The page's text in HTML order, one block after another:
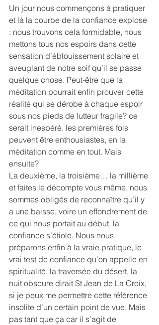
Un jour nous commençons à pratiquer
et là la courbe de la confiance explose
: nous trouvons cela formidable, nous
mettons tous nos espoirs dans cette
sensation d’éblouissement solaire et
aveuglant de notre soif qu’il se passe
quelque chose. Peut-être que la
méditation pourrait enfin prouver cette
réalité qui se dérobe à chaque espoir
sous nos pieds de lutteur fragile? ce
serait inespéré. les premières fois
peuvent être enthousiastes, en la
méditation comme en tout. Mais
ensuite?
La deuxième, la troisième… la millième
et faites le décompte vous même, nous
sommes obligés de reconnaître qu’il y
a une baisse, voire un effondrement de
ce qui nous portait au début, la
confiance s’étiole. Nous nous
préparons enfin à la vraie pratique, le
vrai test de confiance qu’on appelle en
spiritualité, la traversée du désert, la
nuit obscure dirait St Jean de La Croix,
si je peux me permettre cette référence
insolite d’un certain point de vue. Mais
pas tant que ça car il s’agit de